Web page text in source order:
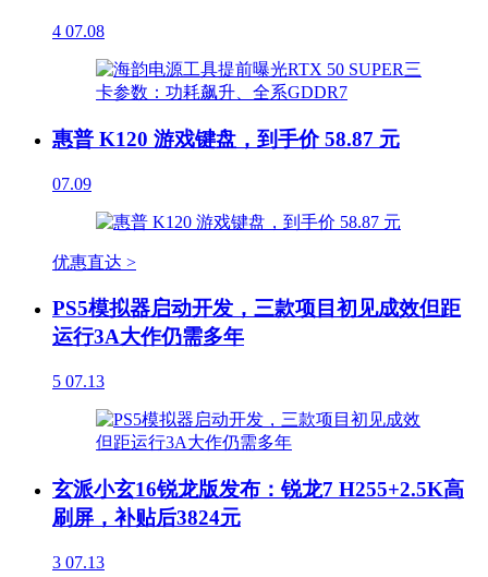
4 07.08
惠普 K120 游戏键盘，到手价 58.87 元
07.09
优惠直达 >
PS5模拟器启动开发，三款项目初见成效但距
运行3A大作仍需多年
5 07.13
玄派小玄16锐龙版发布：锐龙7 H255+2.5K高
刷屏，补贴后3824元
3 07.13